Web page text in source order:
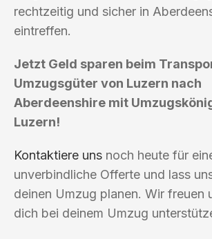
rechtzeitig und sicher in
eintreffen.
Jetzt Geld sparen beim
Umzugsgüter von Luzern nach
Aberdeenshire mit
Luzern!
Kontaktiere uns noch heute für
unverbindliche Offerte und lass
deinen Umzug planen. Wir freuen
dich bei deinem Umzug